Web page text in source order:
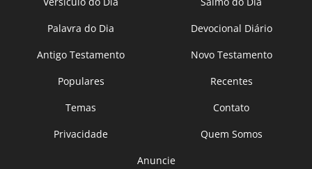
Palavra do Dia
Devocional Diário
Antigo Testamento
Novo Testamento
Populares
Recentes
Temas
Contato
Privacidade
Quem Somos
Anuncie